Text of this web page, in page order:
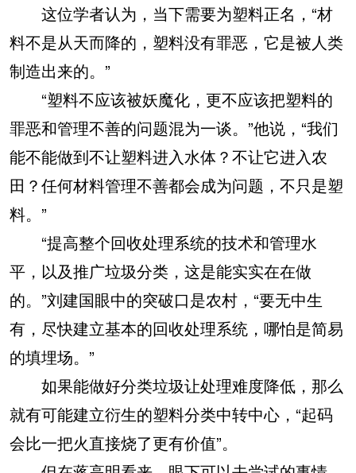
这位学者认为，当下需要为塑料正名，“材
料不是从天而降的，塑料没有罪恶，它是被人类
制造出来的。”
“塑料不应该被妖魔化，更不应该把塑料的
罪恶和管理不善的问题混为一谈。”他说，“我们
能不能做到不让塑料进入水体？不让它进入农
田？任何材料管理不善都会成为问题，不只是塑
料。”
“提高整个回收处理系统的技术和管理水
平，以及推广垃圾分类，这是能实实在在做
的。”刘建国眼中的突破口是农村，“要无中生
有，尽快建立基本的回收处理系统，哪怕是简易
的填埋场。”
如果能做好分类垃圾让处理难度降低，那么
就有可能建立衍生的塑料分类中转中心，“起码
会比一把火直接烧了更有价值”。